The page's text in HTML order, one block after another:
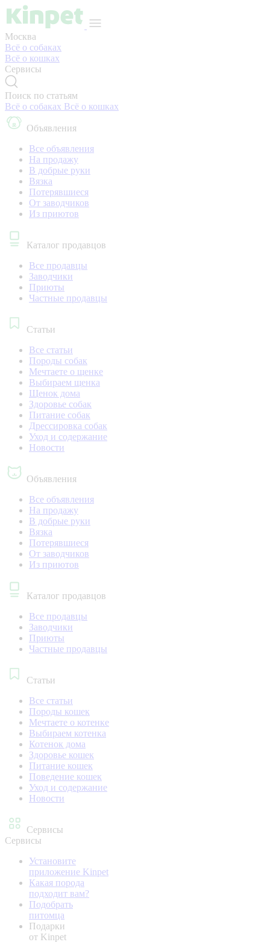
Москва
Всё о собаках
Всё о кошках
Сервисы
Поиск по статьям
Всё о собаках Всё о кошках
Объявления
Все объявления
На продажу
В добрые руки
Вязка
Потерявшиеся
От заводчиков
Из приютов
Каталог продавцов
Все продавцы
Заводчики
Приюты
Частные продавцы
Статьи
Все статьи
Породы собак
Мечтаете о щенке
Выбираем щенка
Щенок дома
Здоровье собак
Питание собак
Дрессировка собак
Уход и содержание
Новости
Объявления
Все объявления
На продажу
В добрые руки
Вязка
Потерявшиеся
От заводчиков
Из приютов
Каталог продавцов
Все продавцы
Заводчики
Приюты
Частные продавцы
Статьи
Все статьи
Породы кошек
Мечтаете о котенке
Выбираем котенка
Котенок дома
Здоровье кошек
Питание кошек
Поведение кошек
Уход и содержание
Новости
Сервисы
Сервисы
Установите
приложение Kinpet
Какая порода
подходит вам?
Подобрать
питомца
Подарки
от Kinpet